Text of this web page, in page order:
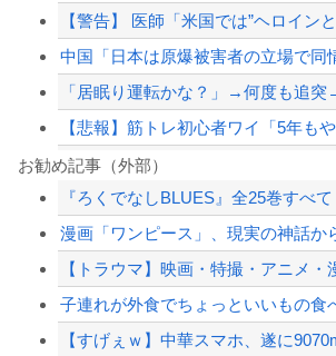
甲子園出場校 猛暑と資金難に苦しむ
お勧め記事（外部）